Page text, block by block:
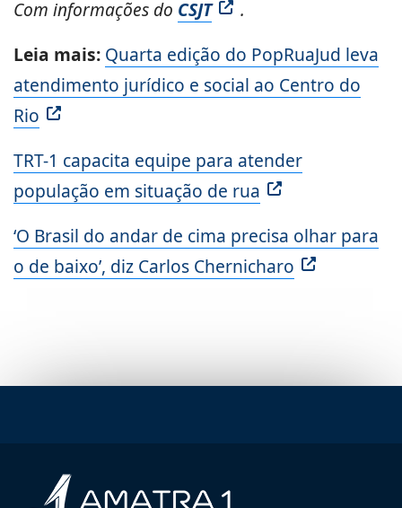
Com informações do CSJT
.
Leia mais: Quarta edição do PopRuaJud leva
atendimento jurídico e social ao Centro do
Rio
TRT-1 capacita equipe para atender
população em situação de rua
‘O Brasil do andar de cima precisa olhar para
o de baixo’, diz Carlos Chernicharo